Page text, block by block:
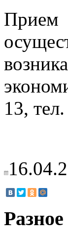
Прием
13,
Разное